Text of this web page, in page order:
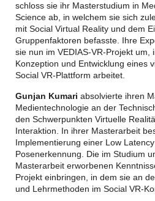
schloss sie ihr Masterstudium in
Science ab, in welchem sie sich
mit Social Virtual Reality und dem
Gruppenfaktoren befasste. Ihre
sie nun im VEDIAS-VR-Projekt um,
Konzeption und Entwicklung eines
Social VR-Plattform arbeitet.
Gunjan Kumari absolvierte ihren
Medientechnologie an der
den Schwerpunkten Virtuelle
Interaktion. In ihrer Masterarbeit
Implementierung einer Low
Posenerkennung. Die im Studium
Masterarbeit erworbenen
Projekt einbringen, in dem sie an
und Lehrmethoden im Social VR-